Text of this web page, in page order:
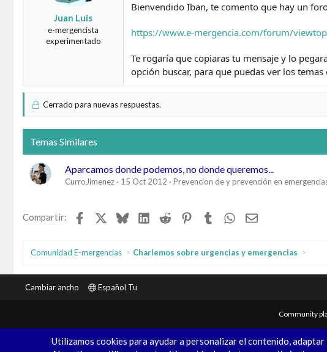
Juan Luis
e-mergencista
experimentado
Bienvendido Iban, te comento que hay un
https://www.e-mergencia.com/forum/
Te rogaría que copiaras tu mensaje y lo
opción buscar, para que puedas ver los
Cerrado para nuevas respuestas.
Temas Similares
Aparcamos donde podemos, no donde queremos...
CurroJimenez 15 Oct 2012 Prevencion de y prevención en
Compartir: Facebook BlueskyLinkedIn
Reddit Pinterest
Tumblr WhatsApp
Email
Comunidad E-mergencias Charlemos sobre urgencias y emergencias
Cambiar ancho Español Tu
Community
Utilizamos cookies para ayudar a personalizar el contenido,